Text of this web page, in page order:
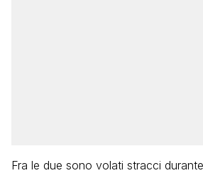
Fra le due sono volati stracci